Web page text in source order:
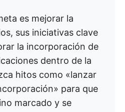
es mejorar la
sus iniciativas clave
la incorporación de
dentro de la
hitos como «lanzar
para que
marcado y se